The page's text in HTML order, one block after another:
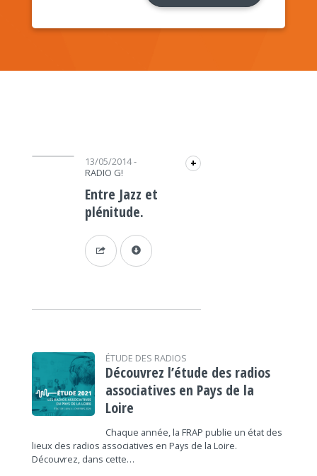
Lecteur audio 13/05/2014-
RADIO G!
+
Entre Jazz et
plénitude.
ÉTUDE DES RADIOS
Découvrez l’étude des radios
associatives en Pays de la
Loire
Chaque année, la FRAP publie un état des
lieux des radios associatives en Pays de la Loire.
Découvrez, dans cette…